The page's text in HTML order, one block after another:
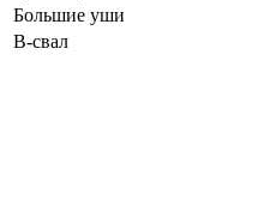
Большие уши
B-свал